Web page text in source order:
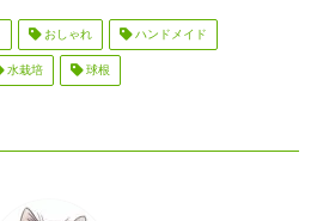
おしゃれ ハンドメイド
水栽培 球根